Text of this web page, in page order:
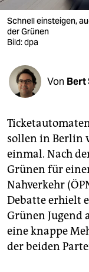
verlag
verlag
shop
fragen & hilfe
unterstützen
abo
genossenschaft
epaper login
Schnell einsteigen,
der Grünen
Bild: dpa
Von Bert
sollen in Berlin
einmal. Nach
Grünen für
Nahverkehr
Debatte erhielt
Grünen Jugend
eine knappe
der beiden